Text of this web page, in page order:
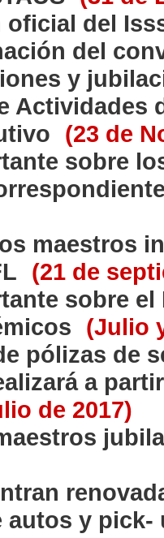
del
del
y
Actividades
(23 de
sobre
maestros
(21 de
sobre el
(Julio
pólizas de
a
de 2017)
autos y pick-